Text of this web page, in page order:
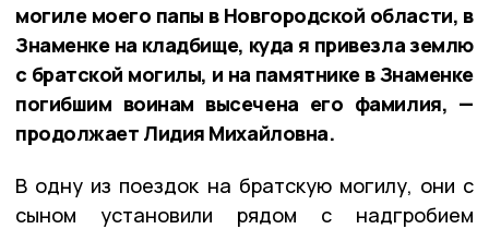
могиле моего папы в Новгородской области, в
Знаменке на кладбище, куда я привезла землю
с братской могилы, и на памятнике в Знаменке
погибшим воинам высечена его фамилия, —
продолжает Лидия Михайловна.
В одну из поездок на братскую могилу, они с
сыном установили рядом с надгробием